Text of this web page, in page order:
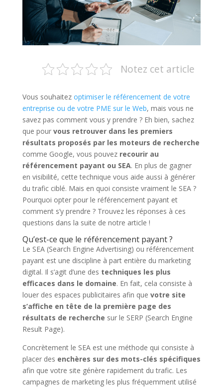
Notez cet article
Vous souhaitez optimiser le référencement de votre
entreprise ou de votre PME sur le Web, mais vous ne
savez pas comment vous y prendre ? Eh bien, sachez
que pour vous retrouver dans les premiers
résultats proposés par les moteurs de recherche
comme Google, vous pouvez recourir au
référencement payant ou SEA. En plus de gagner
en visibilité, cette technique vous aide aussi à générer
du trafic ciblé. Mais en quoi consiste vraiment le SEA ?
Pourquoi opter pour le référencement payant et
comment s’y prendre ? Trouvez les réponses à ces
questions dans la suite de notre article !
Qu’est-ce que le référencement payant ?
Le SEA (Search Engine Advertising) ou référencement
payant est une discipline à part entière du marketing
digital. Il s’agit d’une des techniques les plus
efficaces dans le domaine. En fait, cela consiste à
louer des espaces publicitaires afin que votre site
s’affiche en tête de la première page des
résultats de recherche sur le SERP (Search Engine
Result Page).
Concrètement le SEA est une méthode qui consiste à
placer des enchères sur des mots-clés spécifiques
afin que votre site génère rapidement du trafic. Les
campagnes de marketing les plus fréquemment utilisé